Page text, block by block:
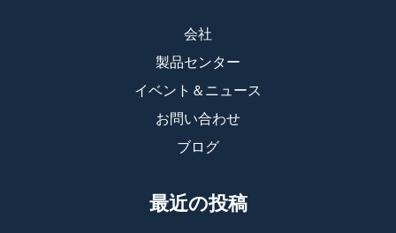
会社
製品センター
イベント＆ニュース
お問い合わせ
ブログ
最近の投稿